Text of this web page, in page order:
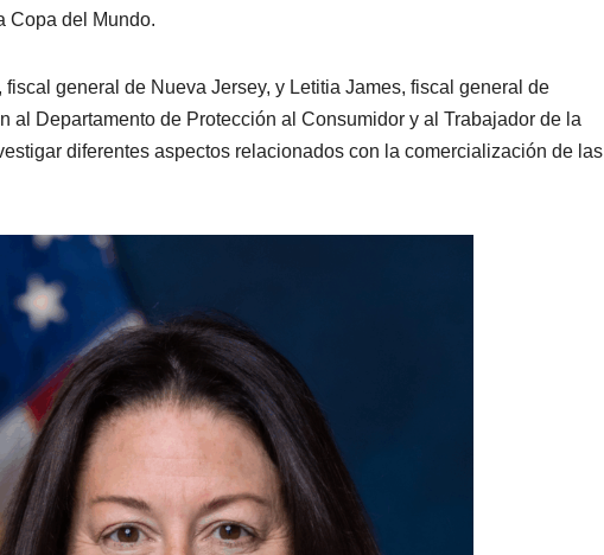
Copa del Mundo.
general de Nueva Jersey, y Letitia James, fiscal general de
al Departamento de Protección al Consumidor y al Trabajador de la
diferentes aspectos relacionados con la comercialización de las